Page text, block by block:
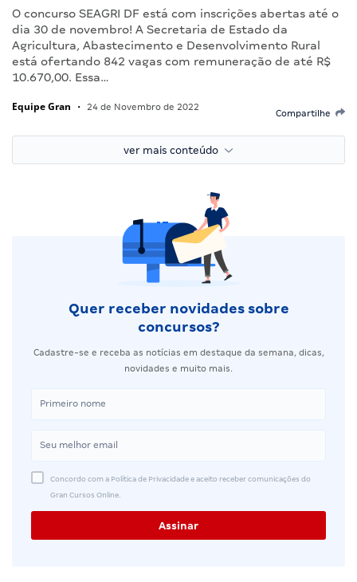
O concurso SEAGRI DF está com inscrições abertas até o
dia 30 de novembro! A Secretaria de Estado da
Agricultura, Abastecimento e Desenvolvimento Rural
está ofertando 842 vagas com remuneração de até R$
10.670,00. Essa…
Equipe Gran • 24 de Novembro de 2022
Compartilhe
ver mais conteúdo
Quer receber novidades sobre
concursos?
Cadastre-se e receba as notícias em destaque da semana, dicas,
novidades e muito mais.
Concordo com a Política de Privacidade e aceito receber comunicações do
Gran Cursos Online.